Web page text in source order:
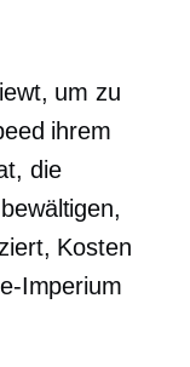
um zu
ihrem
die
Kosten
Imperium